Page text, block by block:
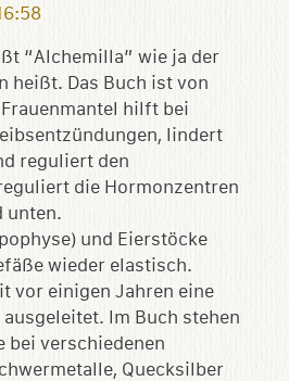
“Alchemilla” wie ja der
heißt. Das Buch ist von
hilft bei
lindert
reguliert den
die Hormonzentren
unten.
und Eierstöcke
wieder elastisch.
vor einigen Jahren eine
Im Buch stehen
bei verschiedenen
Quecksilber